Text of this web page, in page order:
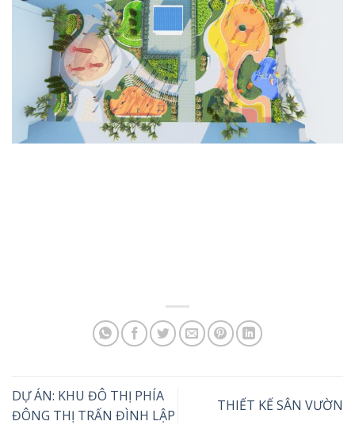
DỰ ÁN: KHU ĐÔ THỊ PHÍA
ĐÔNG THỊ TRẤN ĐÌNH LẬP
THIẾT KẾ SÂN VƯỜN